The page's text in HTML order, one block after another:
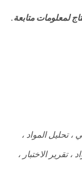
لمعلومات متابعة.
، تحليل المواد ،
تقرير الاختبار ،